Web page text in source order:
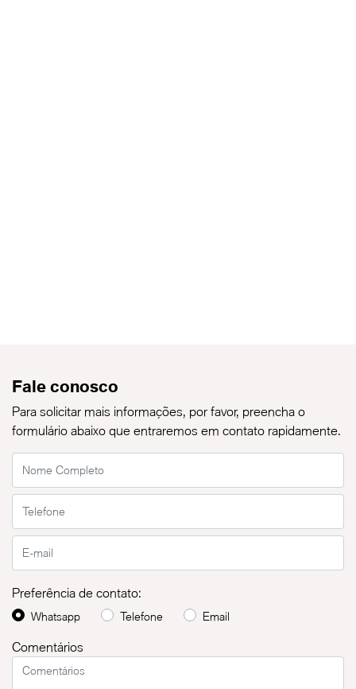
Fale conosco
Para solicitar mais informações, por favor, preencha o
formulário abaixo que entraremos em contato rapidamente.
Preferência de contato:
Whatsapp Telefone Email
Comentários